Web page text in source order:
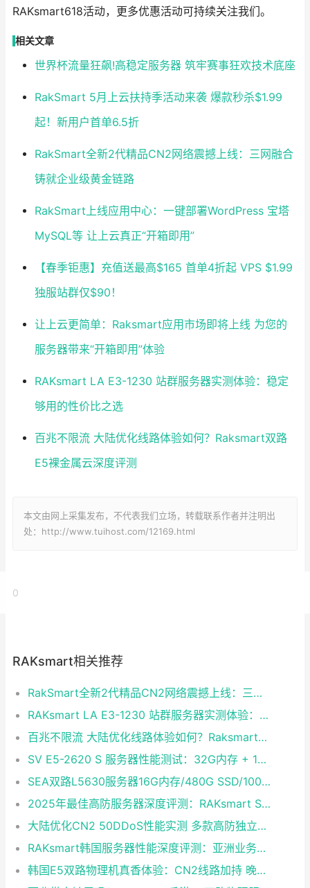
RAKsmart618活动，更多优惠活动可持续关注我们。
相关文章
世界杯流量狂飙!高稳定服务器 筑牢赛事狂欢技术底座
RakSmart 5月上云扶持季活动来袭 爆款秒杀$1.99
起！新用户首单6.5折
RakSmart全新2代精品CN2网络震撼上线：三网融合
铸就企业级黄金链路
RakSmart上线应用中心：一键部署WordPress 宝塔
MySQL等 让上云真正“开箱即用”
【春季钜惠】充值送最高$165 首单4折起 VPS $1.99
独服站群仅$90！
让上云更简单：Raksmart应用市场即将上线 为您的
服务器带来“开箱即用”体验
RAKsmart LA E3-1230 站群服务器实测体验：稳定
够用的性价比之选
百兆不限流 大陆优化线路体验如何？Raksmart双路
E5裸金属云深度评测
本文由网上采集发布，不代表我们立场，转载联系作者并注明出
处：http://www.tuihost.com/12169.html
0
RAKsmart相关推荐
RakSmart全新2代精品CN2网络震撼上线：三网融合铸就企业级黄金链路
RAKsmart LA E3-1230 站群服务器实测体验：稳定够用的性价比之选
百兆不限流 大陆优化线路体验如何？Raksmart双路E5裸金属云深度评测
SV E5-2620 S 服务器性能测试：32G内存 + 1T硬盘 + CN2 30M独享带宽实测
SEA双路L5630服务器16G内存/480G SSD/100M独享不限流量 大陆优化CentOS 7.0即开即用
2025年最佳高防服务器深度评测：RAKsmart SV E3-1230成性价比黑马
大陆优化CN2 50DDoS性能实测 多款高防独立服务器半价续费同享
RAKsmart韩国服务器性能深度评测：亚洲业务的高速稳定之选
韩国E5双路物理机真香体验：CN2线路加持 晚高峰表现稳定